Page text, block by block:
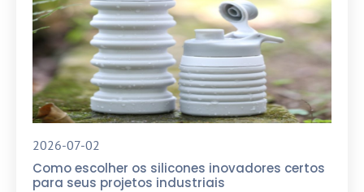
2026-07-02
Como escolher os silicones inovadores certos
para seus projetos industriais